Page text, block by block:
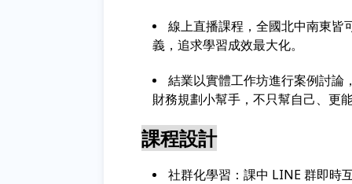
線上直播課程，全國北中南東皆
義，追求學習成效最大化。
結業以實體工作坊進行案例討論
財務規劃小幫手，不只幫自己、更
課程設計
社群化學習：課中 LINE 群即時